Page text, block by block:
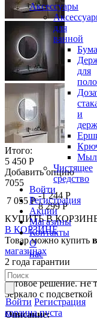
Аксессуары
для
ванной
для
и
Чистящее
средство
Войти
Регистрация
Акции
Магазины
Контакты
О
нас
Войти Регистрация
корзина пуста
Итого:
5 450 Р
Добавить опцию
7055
7 055 Р
-1 244 Р
8 299 Р
КУПИТЬ В
В КОРЗИНЕ
Товар можно купить
магазинах
2 года гарантии
Влагостойкие
Готовое решение. Не
Зеркало с подсветкой
Описание: